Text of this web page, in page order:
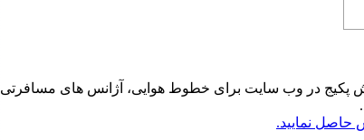
پکیج در وب سایت برای خطوط هوایی، آژانس های مسافرتی
حاصل نمایید.